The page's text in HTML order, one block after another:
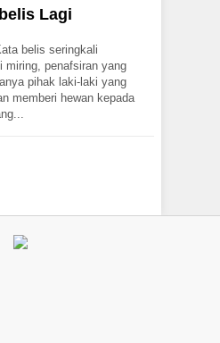
Lagi
belis seringkali
miring, penafsiran yang
pihak laki-laki yang
memberi hewan kepada